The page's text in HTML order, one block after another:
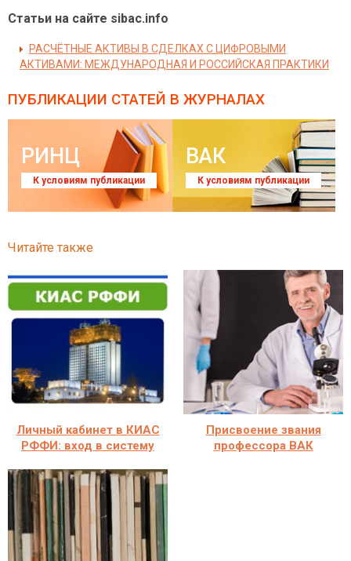
Статьи на сайте sibac.info
РАСЧЁТНЫЕ АКТИВЫ В СДЕЛКАХ С ЦИФРОВЫМИ
АКТИВАМИ: МЕЖДУНАРОДНАЯ И РОССИЙСКАЯ ПРАКТИКИ
ПУБЛИКАЦИИ СТАТЕЙ В ЖУРНАЛАХ
РИНЦ
К условиям публикации
ВАК
К условиям публикации
Читайте также
Личный кабинет в КИАС
РФФИ: вход в систему
Присвоение звания
профессора ВАК